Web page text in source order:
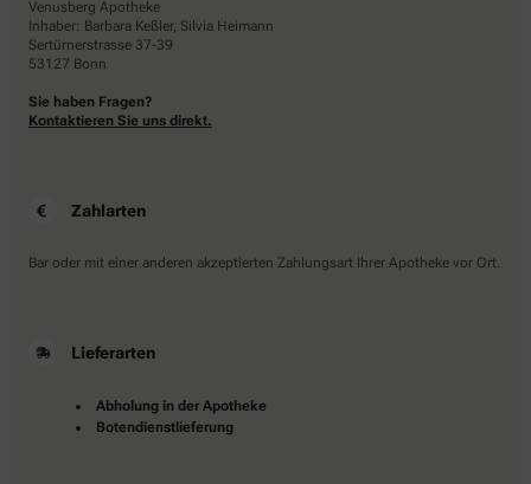
Venusberg Apotheke
Inhaber: Barbara Keßler, Silvia Heimann
Sertürnerstrasse 37-39
53127 Bonn
Sie haben Fragen?
Kontaktieren Sie uns direkt.
Zahlarten
Bar oder mit einer anderen akzeptierten Zahlungsart Ihrer Apotheke vor Ort.
Lieferarten
Abholung in der Apotheke
Botendienstlieferung